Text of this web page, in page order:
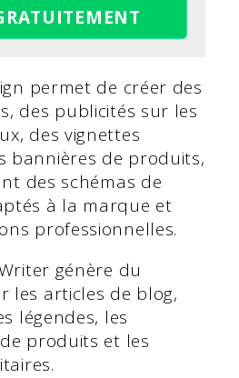
permet de créer des
des publicités sur les
des vignettes
bannières de produits,
des schémas de
à la marque et
professionnelles.
génère du
les articles de blog,
légendes, les
produits et les